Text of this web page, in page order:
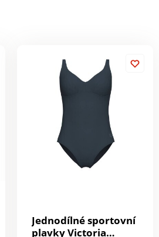
Jednodílné sportovní
plavky Victoria